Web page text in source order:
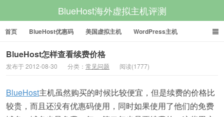
BlueHost海外虚拟主机评测
首页 BlueHost优惠码 美国虚拟主机 WordPress主机
美国VPS 美国服务器
BlueHost怎样查看续费价格
发布于 2012-08-30 分类： 常见问题 阅读(1777)
BlueHost主机虽然购买的时候比较便宜，但是续费的价格比
较贵，而且还没有优惠码使用，同时如果使用了他们的免费